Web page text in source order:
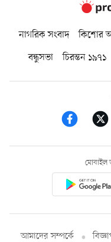
নাগরিক সংবাদ কিশোর
বন্ধুসভা
চিরন্তন ১৯৭১
আমাদের সম্পর্কে